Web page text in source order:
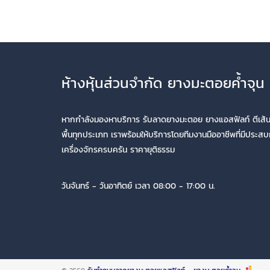
ห้างหุ้นส่วนจำกัด ยางมะตอยค้ำจุน
หากกำลังมองหาบริการ รับลาดยางมะตอย ยางแอสฟัลท์ ตีเส้
พื้นทุกประเภท เราพร้อมให้บริการโดยทีมงานมืออาชีพที่มีประ
เครื่องจักรครบครัน ราคายุติธรรม
วันจันทร์ - วันอาทิตย์ เวลา 08:00 - 17:00 น.